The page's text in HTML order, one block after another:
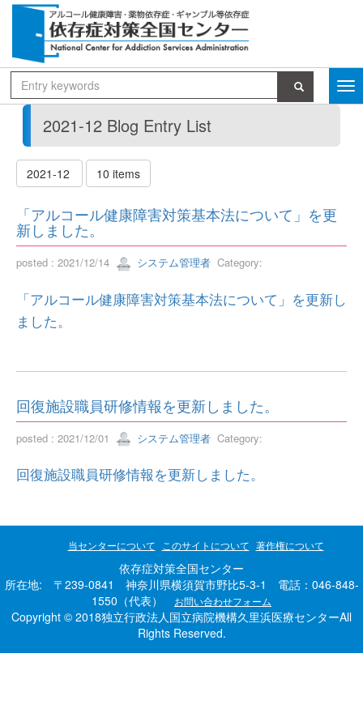
2021-12 Blog Entry List
2021-12 10 items
「アルコール健康障害対策基本法について」を更
新しました。
posted : 2021/12/14 システム管理者 Category:
「アルコール健康障害対策基本法について」を更新し
ました。
回復施設職員研修情報を更新しました。
posted : 2021/12/01 システム管理者 Category:
回復施設職員研修情報を更新しました。
当センターについて このサイトについて 著作権について
依存症対策全国センター
所在地: 〒239-0841 神奈川県横須賀市野比5-3-1 電話：046-848-
1550（代表）
お問い合わせフォーム
Copyright © 2018独立行政法人国立病院機構久里浜医療センターAll
Rights Reserved.